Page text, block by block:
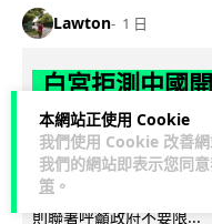
本網站正使用 Cookie
我們使用 Cookie 改善
我們的網站即表示您同
策 。
Lawton 1 日
白宮拒測中國
全框架選擇性執
彭博社報道，白宮通知
模型將不納入特朗普政府
則聯署呼籲政府不要限...